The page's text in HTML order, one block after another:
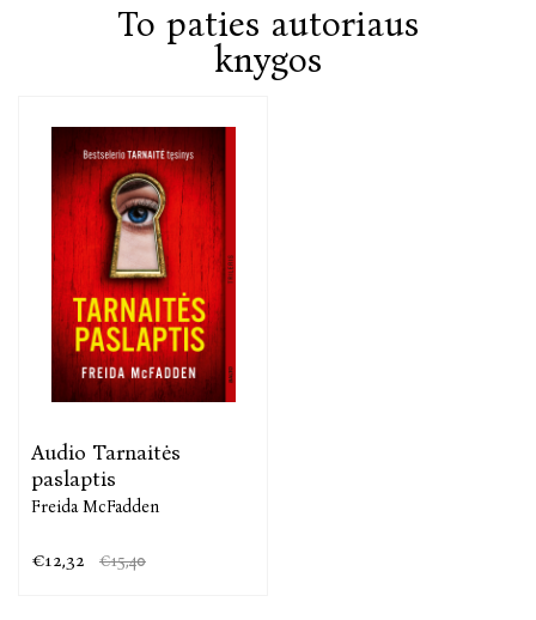
To paties autoriaus
knygos
Audio Tarnaitės
paslaptis
Freida McFadden
€12,32 €15,40